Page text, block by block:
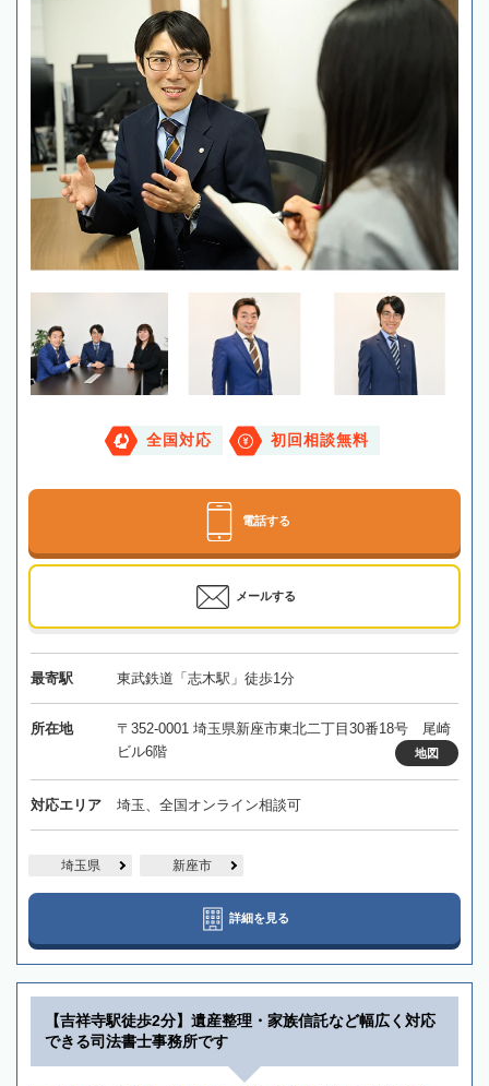
全国対応 初回相談無料
電話する
メールする
最寄駅 東武鉄道「志木駅」徒歩1分
所在地
〒352-0001 埼玉県新座市東北二丁目30番18号 尾崎
ビル6階
地図
対応エリア 埼玉、全国オンライン相談可
埼玉県 新座市
詳細を見る
【吉祥寺駅徒歩2分】遺産整理・家族信託など幅広く対応
できる司法書士事務所です